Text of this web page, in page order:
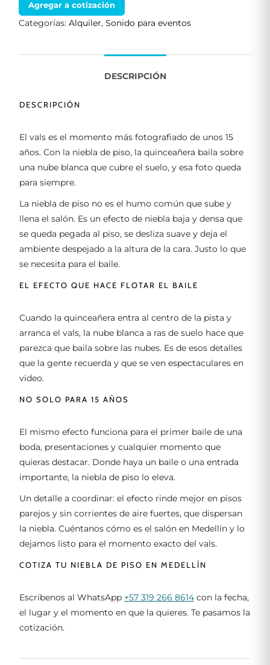
Agregar a cotización
Categorías: Alquiler, Sonido para eventos
DESCRIPCIÓN
DESCRIPCIÓN
El vals es el momento más fotografiado de unos 15
años. Con la niebla de piso, la quinceañera baila sobre
una nube blanca que cubre el suelo, y esa foto queda
para siempre.
La niebla de piso no es el humo común que sube y
llena el salón. Es un efecto de niebla baja y densa que
se queda pegada al piso, se desliza suave y deja el
ambiente despejado a la altura de la cara. Justo lo que
se necesita para el baile.
EL EFECTO QUE HACE FLOTAR EL BAILE
Cuando la quinceañera entra al centro de la pista y
arranca el vals, la nube blanca a ras de suelo hace que
parezca que baila sobre las nubes. Es de esos detalles
que la gente recuerda y que se ven espectaculares en
video.
NO SOLO PARA 15 AÑOS
El mismo efecto funciona para el primer baile de una
boda, presentaciones y cualquier momento que
quieras destacar. Donde haya un baile o una entrada
importante, la niebla de piso lo eleva.
Un detalle a coordinar: el efecto rinde mejor en pisos
parejos y sin corrientes de aire fuertes, que dispersan
la niebla. Cuéntanos cómo es el salón en Medellín y lo
dejamos listo para el momento exacto del vals.
COTIZA TU NIEBLA DE PISO EN MEDELLÍN
Escríbenos al WhatsApp +57 319 266 8614 con la fecha,
el lugar y el momento en que la quieres. Te pasamos la
cotización.